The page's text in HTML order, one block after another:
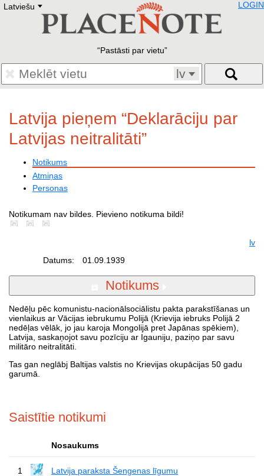
Latviešu E
Deutsch
Francais
Polski
Eestikeelne
LOGIN
Pastāsti par vietu
lv
Latvija pieņem “Deklarāciju par
Latvijas neitralitāti”
Notikums
Atmiņas
Personas
Notikumam nav bildes. Pievieno notikuma bildi!
lv
Datums:
01.09.1939
Notikums
Nedēļu pēc komunistu-nacionālsociālistu pakta parakstīšanas un
vienlaikus ar Vācijas iebrukumu Polijā (Krievija iebruks Polijā 2
nedēļas vēlāk, jo jau karoja Mongolijā pret Japānas spēkiem),
Latvija, saskaņojot savu pozīciju ar Igauniju, paziņo par savu
militāro neitralitāti.
Tas gan neglābj Baltijas valstis no Krievijas okupācijas 50 gadu
garumā.
Saistītie notikumi
Nosaukums
1 Latvija paraksta Šengenas līgumu